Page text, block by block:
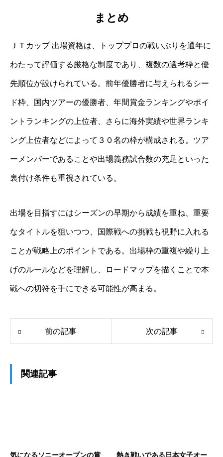
まとめ
ＪＴカップ 出場資格は、トッププロの戦いぶりを通年に
わたって評価する厳格な制度であり、複数の選考枠と優
先順位が設けられている。前年優勝者に与えられるシー
ド枠、国内ツアーの優勝者、年間賞金ランキングやポイ
ントランキングの上位者、さらに海外実績や世界ランキ
ング上位者などによって３０名の枠が構成される。ツア
ーメンバーであることや出場義務試合数の充足といった
裏付け条件も重視されている。
出場を目指すにはシーズンの早期から成績を重ね、重要
なタイトルを狙いつつ、国際戦への挑戦も視野に入れる
ことが戦略上のポイントである。出場枠の重複や繰り上
げのルールなどを理解し、ロードマップを描くことで本
戦への切符を手にできる可能性が高まる。
前の記事 次の記事
関連記事
気になるソニーオープンの賞 熱き戦いである日本女子オー